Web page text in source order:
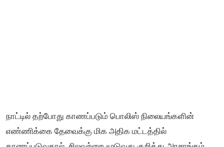
நாட்டில் தற்போது காணப்படும் பொலிஸ் நிலையங்களின்
எண்ணிக்கை தேவைக்கு மிக அதிக மட்டத்தில்